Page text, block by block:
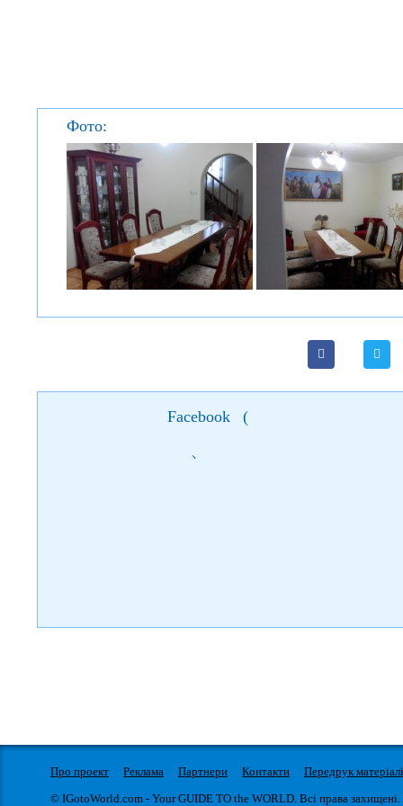
Фото:
Facebook (
)
Про проект Реклама Партнери Контакти
Передрук
© IGotoWorld.com - Your GUIDE TO the WORLD. Всі права захищені.